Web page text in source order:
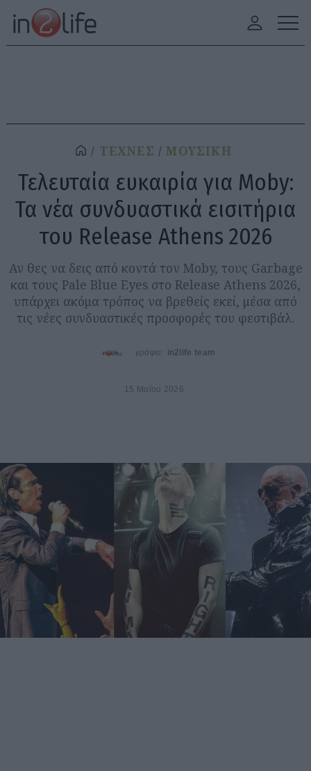
ΤΕΧΝΕΣ ΜΟΥΣΙΚΗ
Τελευταία ευκαιρία για Moby:
Τα νέα συνδυαστικά εισιτήρια
του Release Athens 2026
Αν θες να δεις από κοντά τον Moby, τους Garbage
και τους Pale Blue Eyes στο Release Athens 2026,
υπάρχει ακόμα τρόπος να βρεθείς εκεί, μέσα από
τις νέες συνδυαστικές προσφορές του φεστιβάλ.
γράφει: in2life team
15 Μαΐου 2026